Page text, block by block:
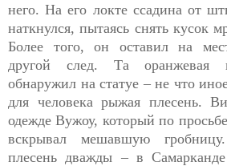
него. На его локте ссадина от
наткнулся, пытаясь снять кусок
Более того, он оставил на
другой след. Та
обнаружил на статуе – не что
для человека рыжая плесень.
одежде Вужоу, который по
вскрывал мешавшую
плесень дважды – в